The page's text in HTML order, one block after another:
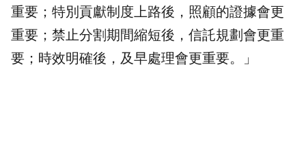
重要；特別貢獻制度上路後，照顧的證據會更
重要；禁止分割期間縮短後，信託規劃會更重
要；時效明確後，及早處理會更重要。」